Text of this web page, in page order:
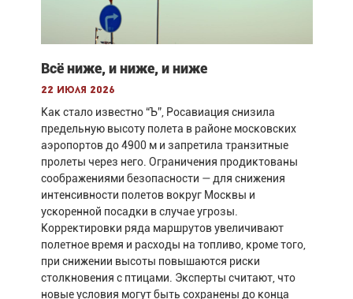
Всё ниже, и ниже, и ниже
22 июля 2026
Как стало известно “Ъ”, Росавиация снизила
предельную высоту полета в районе московских
аэропортов до 4900 м и запретила транзитные
пролеты через него. Ограничения продиктованы
соображениями безопасности — для снижения
интенсивности полетов вокруг Москвы и
ускоренной посадки в случае угрозы.
Корректировки ряда маршрутов увеличивают
полетное время и расходы на топливо, кроме того,
при снижении высоты повышаются риски
столкновения с птицами. Эксперты считают, что
новые условия могут быть сохранены до конца